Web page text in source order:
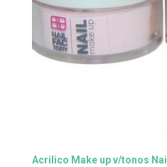
Acrilico Make up v/tonos